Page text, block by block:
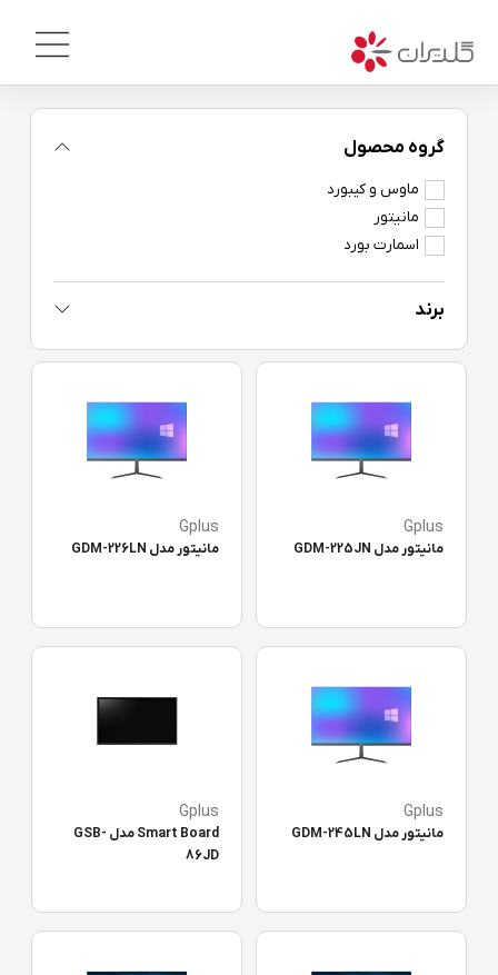
گروه محصول
ماوس و کیبورد
مانیتور
اسمارت بورد
برند
Gplus
مانیتور مدل GDM-225JN
Gplus
مانیتور مدل GDM-226LN
Gplus
مانیتور مدل GDM-245LN
Gplus
Smart Board مدل GSB-
86JD